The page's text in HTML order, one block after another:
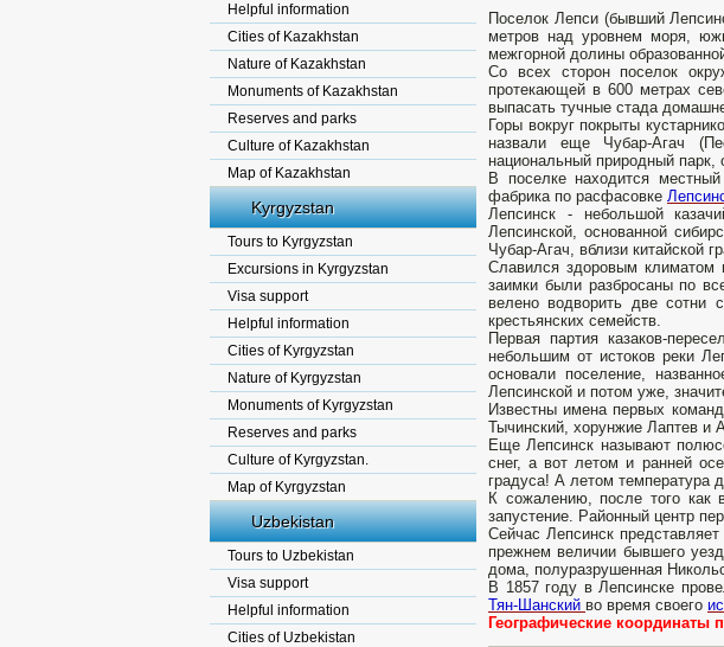
Helpful information
Cities of Kazakhstan
Nature of Kazakhstan
Monuments of Kazakhstan
Reserves and parks
Culture of Kazakhstan
Map of Kazakhstan
Kyrgyzstan
Tours to Kyrgyzstan
Excursions in Kyrgyzstan
Visa support
Helpful information
Cities of Kyrgyzstan
Nature of Kyrgyzstan
Monuments of Kyrgyzstan
Reserves and parks
Culture of Kyrgyzstan.
Map of Kyrgyzstan
Uzbekistan
Tours to Uzbekistan
Visa support
Helpful information
Cities of Uzbekistan
Поселок Лепси (бывший
метров над уровнем моря,
межгорной долины
Со всех сторон поселок
протекающей в 600 метрах
выпасать тучные стада
Горы вокруг покрыты
назвали еще Чубар-Агач
национальный природный
В поселке находится
фабрика по расфасовке
Лепсинск - небольшой
Лепсинской, основанной
Чубар-Агач, вблизи китайской
Славился здоровым
заимки были разбросаны по
велено водворить две сотни
крестьянских семейств.
Первая партия казаков-
небольшим от истоков реки
основали поселение,
Лепсинской и потом уже,
Известны имена первых
Тычинский, хорунжие Лаптев и
Еще Лепсинск называют
снег, а вот летом и ранней
градуса! А летом температура
К сожалению, после того как
запустение. Районный центр
Сейчас Лепсинск
прежнем величии бывшего
дома, полуразрушенная
В 1857 году в Лепсинске
Тян-Шанский во время своего
Географические координаты